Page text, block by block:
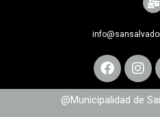
@Municipalidad de